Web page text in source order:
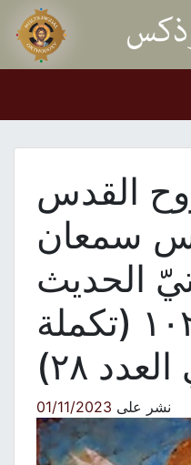
القدس
سمعان
الحديث
٩٤٩-١٠٢٢ (تكملة
٢٨)
نشر على01/11/2023